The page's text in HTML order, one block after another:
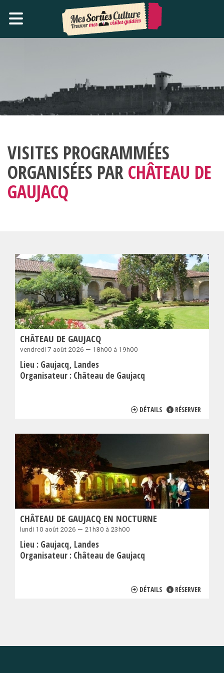
VISITES PROGRAMMÉES
ORGANISÉES PAR CHÂTEAU DE
GAUJACQ
CHÂTEAU DE GAUJACQ
vendredi 7 août 2026 — 18h00 à 19h00
Lieu : Gaujacq Landes
Organisateur : Château de Gaujacq
DÉTAILS RÉSERVER
CHÂTEAU DE GAUJACQ EN NOCTURNE
lundi 10 août 2026 — 21h30 à 23h00
Lieu : Gaujacq Landes
Organisateur : Château de Gaujacq
DÉTAILS RÉSERVER